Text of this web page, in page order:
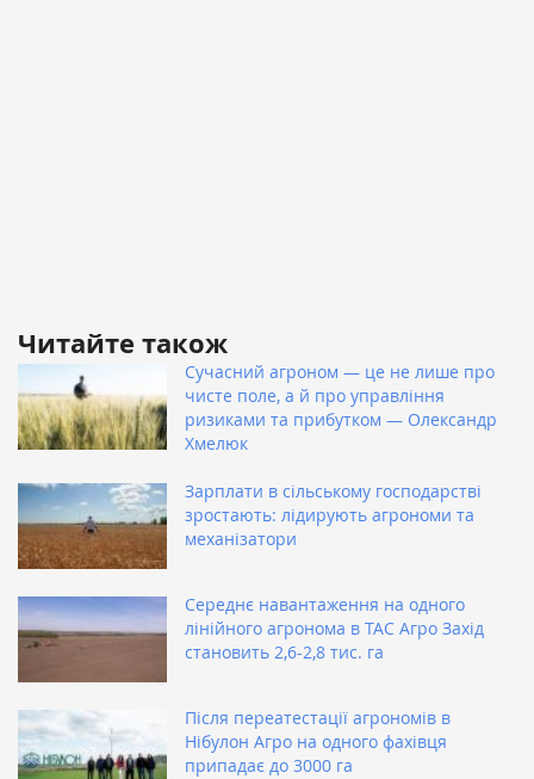
Читайте також
Сучасний агроном — це не лише про
чисте поле, а й про управління
ризиками та прибутком — Олександр
Хмелюк
Зарплати в сільському господарстві
зростають: лідирують агрономи та
механізатори
Середнє навантаження на одного
лінійного агронома в ТАС Агро Захід
становить 2,6-2,8 тис. га
Після переатестації агрономів в
Нібулон Агро на одного фахівця
припадає до 3000 га